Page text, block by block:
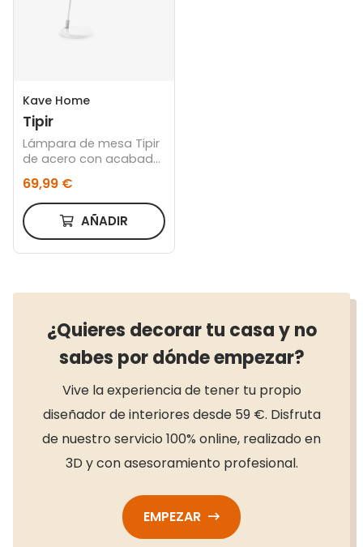
Kave Home
Tipir
Lámpara de mesa Tipir
de acero con acabado
69,99 €
AÑADIR
¿Quieres decorar tu casa y no
sabes por dónde empezar?
Vive la experiencia de tener tu propio
diseñador de interiores desde 59 €. Disfruta
de nuestro servicio 100% online, realizado en
3D y con asesoramiento profesional.
EMPEZAR